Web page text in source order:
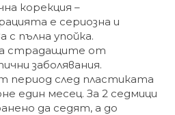
корекция –
е сериозна и
с пълна упойка.
страдащите от
заболявания.
период след пластиката
един месец. За 2 седмици
да седят, а до